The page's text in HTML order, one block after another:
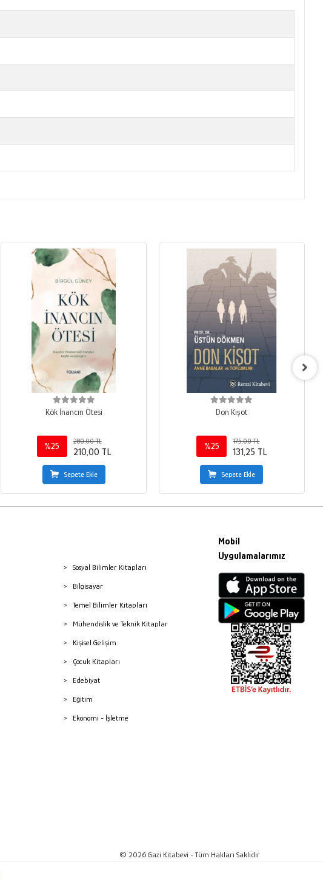
Kök İnancın Ötesi
%25
280,00 TL
210,00 TL
Sepete Ekle
Don Kişot
%25
175,00 TL
131,25 TL
Sepete Ekle
Sosyal Bilimler Kitapları
Bilgisayar
Temel Bilimler Kitapları
Mühendislik ve Teknik Kitaplar
Kişisel Gelişim
Çocuk Kitapları
Edebiyat
Eğitim
Ekonomi - İşletme
Mobil
Uygulamalarımız
© 2026 Gazi Kitabevi - Tüm Hakları Saklıdır